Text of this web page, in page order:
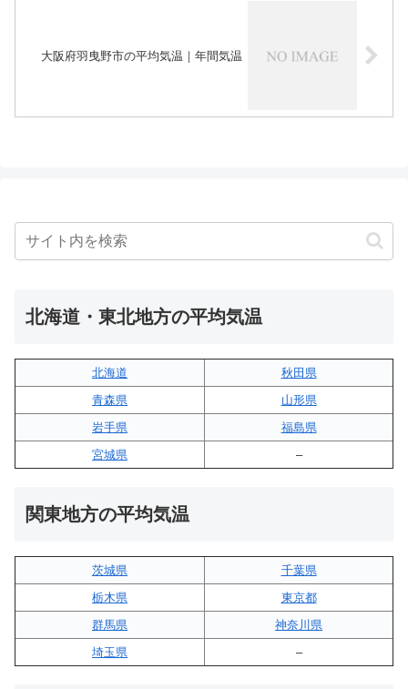
大阪府羽曳野市の平均気温｜年間気温
北海道・東北地方の平均気温
北海道
秋田県
青森県
山形県
岩手県
福島県
宮城県
–
関東地方の平均気温
茨城県
千葉県
栃木県
東京都
群馬県
神奈川県
埼玉県
–